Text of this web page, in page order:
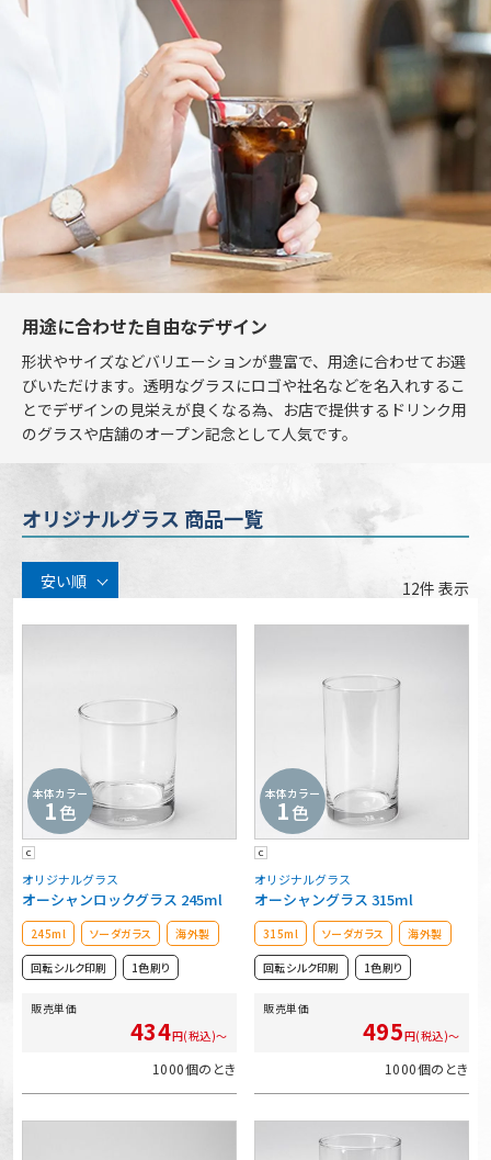
用途に合わせた自由なデザイン
形状やサイズなどバリエーションが豊富で、用途に合わせてお選
びいただけます。透明なグラスにロゴや社名などを名入れするこ
とでデザインの見栄えが良くなる為、お店で提供するドリンク用
のグラスや店舗のオープン記念として人気です。
オリジナルグラス 商品一覧
安い順 12件 表示
本体カラー
1色
オリジナルグラス
オーシャンロックグラス 245ml
C
245ml ソーダガラス 海外製
回転シルク印刷 1色刷り
販売単価
434円(税込)～
1000個のとき
本体カラー
1色
オリジナルグラス
オーシャングラス 315ml
C
315ml ソーダガラス 海外製
回転シルク印刷 1色刷り
販売単価
495円(税込)～
1000個のとき